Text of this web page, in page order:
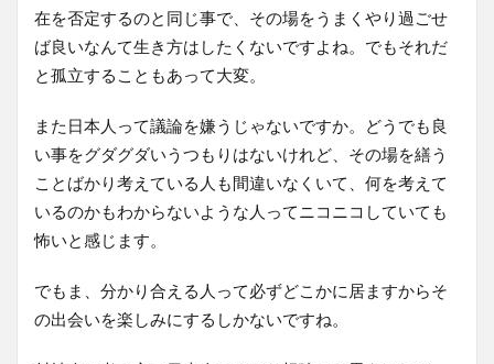
在を否定するのと同じ事で、その場をうまくやり過ごせ
ば良いなんて生き方はしたくないですよね。でもそれだ
と孤立することもあって大変。
また日本人って議論を嫌うじゃないですか。どうでも良
い事をグダグダいうつもりはないけれど、その場を繕う
ことばかり考えている人も間違いなくいて、何を考えて
いるのかもわからないような人ってニコニコしていても
怖いと感じます。
でもま、分かり合える人って必ずどこかに居ますからそ
の出会いを楽しみにするしかないですね。